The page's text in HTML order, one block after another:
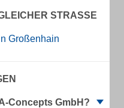
STRASSE
Großenhain
Concepts GmbH?